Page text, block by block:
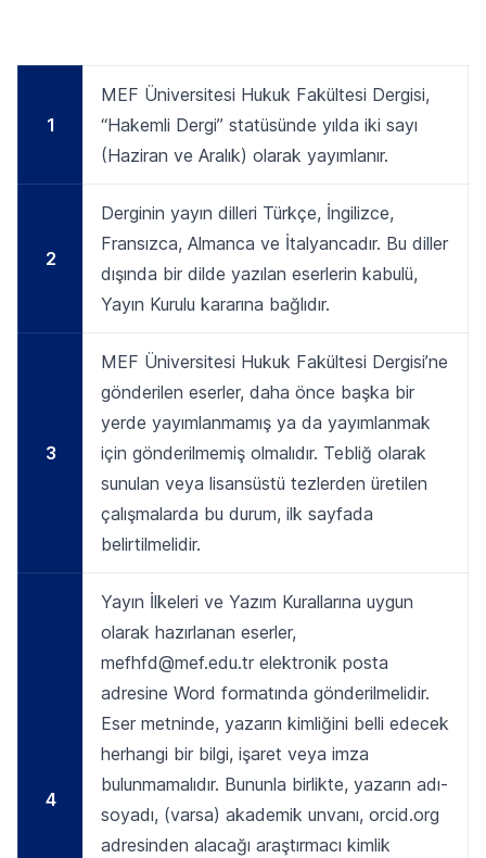
1
MEF Üniversitesi Hukuk Fakültesi Dergisi,
“Hakemli Dergi” statüsünde yılda iki sayı
(Haziran ve Aralık) olarak yayımlanır.
2
Derginin yayın dilleri Türkçe, İngilizce,
Fransızca, Almanca ve İtalyancadır. Bu diller
dışında bir dilde yazılan eserlerin kabulü,
Yayın Kurulu kararına bağlıdır.
3
MEF Üniversitesi Hukuk Fakültesi Dergisi’ne
gönderilen eserler, daha önce başka bir
yerde yayımlanmamış ya da yayımlanmak
için gönderilmemiş olmalıdır. Tebliğ olarak
sunulan veya lisansüstü tezlerden üretilen
çalışmalarda bu durum, ilk sayfada
belirtilmelidir.
4
Yayın İlkeleri ve Yazım Kurallarına uygun
olarak hazırlanan eserler,
mefhfd@mef.edu.tr elektronik posta
adresine Word formatında gönderilmelidir.
Eser metninde, yazarın kimliğini belli edecek
herhangi bir bilgi, işaret veya imza
bulunmamalıdır. Bununla birlikte, yazarın adı-
soyadı, (varsa) akademik unvanı, orcid.org
adresinden alacağı araştırmacı kimlik